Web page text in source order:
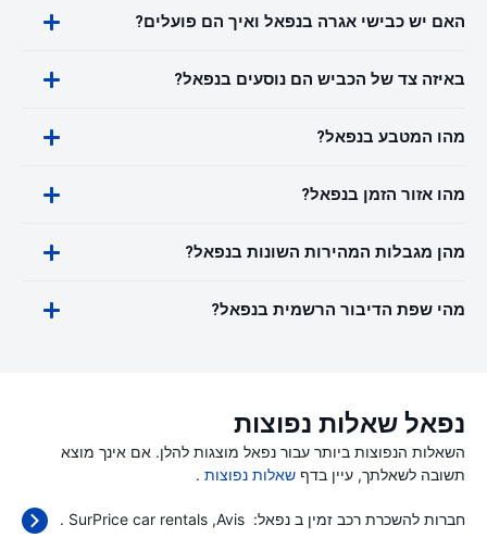
האם יש כבישי אגרה בנפאל ואיך הם פועלים?
באיזה צד של הכביש הם נוסעים בנפאל?
מהו המטבע בנפאל?
מהו אזור הזמן בנפאל?
מהן מגבלות המהירות השונות בנפאל?
מהי שפת הדיבור הרשמית בנפאל?
נפאל שאלות נפוצות
השאלות הנפוצות ביותר עבור נפאל מוצגות להלן. אם אינך מוצא
תשובה לשאלתך, עיין בדף שאלות נפוצות .
חברות להשכרת רכב זמין ב נפאל: Avis
SurPrice car rentals
.